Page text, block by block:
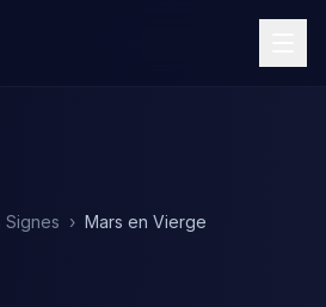
Signes › Mars en Vierge